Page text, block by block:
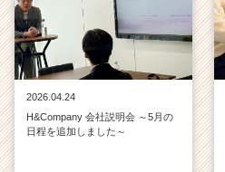
2026.04.24
H&Company 会社説明会 ～5月の
日程を追加しました～